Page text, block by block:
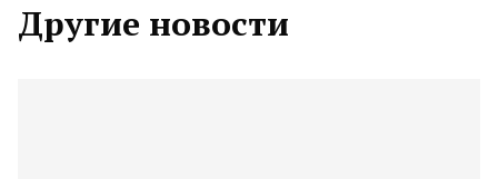
Другие новости